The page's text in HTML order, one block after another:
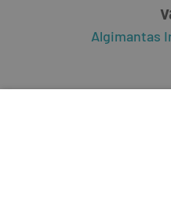
Algimantas